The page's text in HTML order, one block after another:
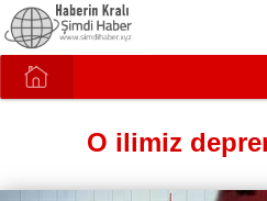
O ilimiz